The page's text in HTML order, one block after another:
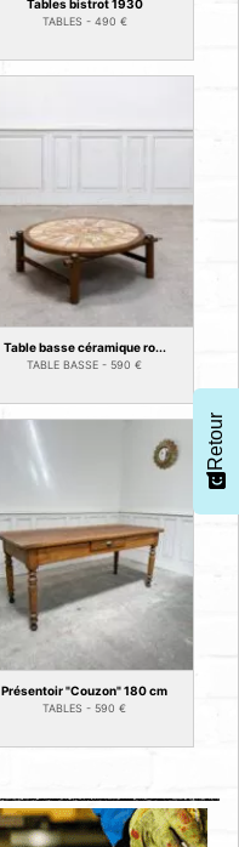
Tables bistrot 1930
TABLES - 490 €
Table basse céramique ro...
TABLE BASSE - 590 €
Présentoir "Couzon" 180 cm
TABLES - 590 €
Retour